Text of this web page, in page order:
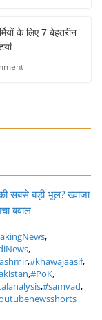
के लिए 7 बेहतरीन
सबसे बड़ी भूल? ख्वाजा
बवाल
,
,
,#khawajaasif,
,#PoK,
,#samvad,